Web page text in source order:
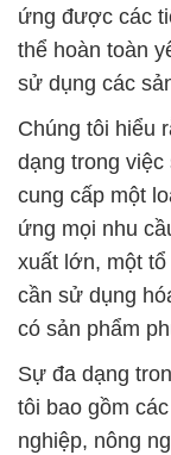
ứng được các
thể hoàn toàn
sử dụng các
Chúng tôi hiểu
dạng trong
cung cấp một
ứng mọi nhu
xuất lớn, một
cần sử dụng
có sản phẩm
Sự đa dạng
tôi bao gồm
nghiệp, nông